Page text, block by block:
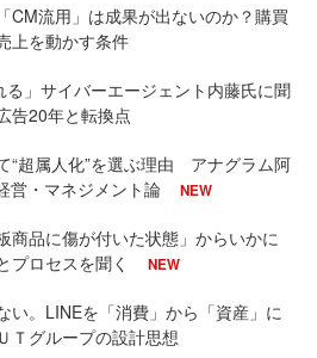
CM流用」は成果が出ないのか？購買
上を動かす条件
る」サイバーエージェント内藤氏に聞
告20年と転換点
“超属人化”を選ぶ理由 アナグラム阿
営・マネジメント論
NEW
商品に傷が付いた状態」からいかに
プロセスを聞く
NEW
い。LINEを「消費」から「資産」に
Ｔグループの設計思想